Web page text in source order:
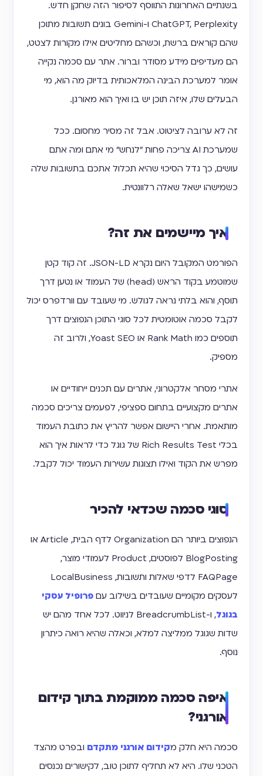
בשנתיים האחרונות התווסף לסיפור הזה שחקן חדש.
ChatGPT, Perplexity ו-Gemini בונים תשובות מתוכן
שהם קוראים ברשת, וכשהם מחליטים אילו מקורות לצטט,
הם מעדיפים מידע מסודר וברור. אתר עם סכמה נקייה
אומר למערכת הבינה המלאכותית בדיוק מה הוא, מי
הבעלים שלו, איזה תוכן יש בו ואיך הוא מאורגן.
זה לא ערובה לציטוט. אבל זה מסיר מחסום. ככל
שמערכת AI צריכה פחות "לנחש" מי אתם ומה אתם
עושים, כך גדל הסיכוי שהיא תכלול אתכם בתשובות שלה
כשמישהו ישאל שאלה רלוונטית.
איך מיישמים את זה?
הפורמט המקובל היום נקרא JSON-LD. זה קוד קטן
שמוטמע בקוד הראש (head) של העמוד או נטען דרך
תוסף, והוא בלתי נראה לגולש. מי שעובד עם וורדפרס יכול
לקבל סכמה אוטומטית לכל סוגי התוכן הנפוצים דרך
תוספים כמו Rank Math או Yoast SEO, ולרוב זה
מספיק.
אתרי מסחר אלקטרוני, אתרים עם תכנים ייחודיים או
אתרים מקצועיים בתחום ספציפי, לפעמים צריכים סכמה
מותאמת. אחרי היישום אפשר להריץ את כתובת העמוד
בכלי Rich Results Test של גוגל כדי לראות איך הוא
מפרש את הקוד ואילו תצוגות עשירות העמוד יכול לקבל.
סוגי סכמה שכדאי להכיר
הנפוצים ביותר הם Organization לדף הבית, Article או
BlogPosting לפוסטים, Product לעמודי מוצר,
FAQPage לדפי שאלות ותשובות, LocalBusiness
לעסקים מקומיים שעובדים בשילוב עם פרופיל עסקי
בגוגל
, ו-BreadcrumbList לניווט. לכל אחד מהם יש
שדות שגוגל ממליצה למלא, וכאלה שהיא רואה כיתרון
נוסף.
איפה סכמה ממוקמת בתוך קידום
אורגני?
סכמה היא חלק מקידום אורגני מתקדם ובפרט מהצד
הטכני שלו. היא לא תחליף לתוכן טוב, לקישורים נכנסים